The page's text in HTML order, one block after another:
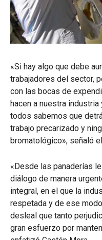
«Si hay algo que debe
trabajadores del sector,
con las bocas de
hacen a nuestra
todos sabemos que
trabajo precarizado y
bromatológico», señaló
«Desde las panaderías
diálogo de manera
integral, en el que la
respetada y de ese
desleal que tanto
gran esfuerzo por